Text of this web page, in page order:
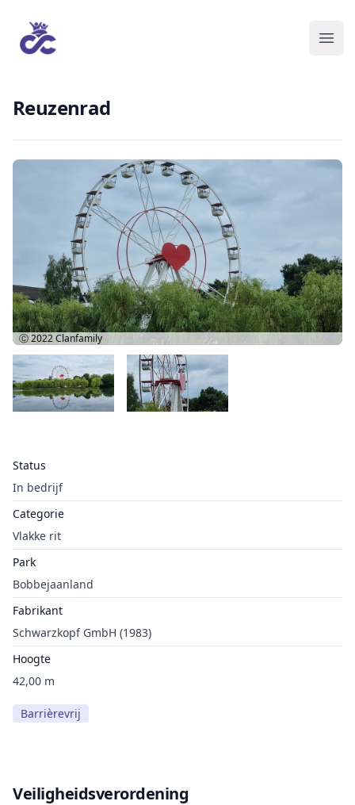
Reuzenrad
Status
In bedrijf
Categorie
Vlakke rit
Park
Bobbejaanland
Fabrikant
Schwarzkopf GmbH (1983)
Hoogte
42,00 m
Barrièrevrij
Ⓒ 2022Clanfamily
Veiligheidsverordening